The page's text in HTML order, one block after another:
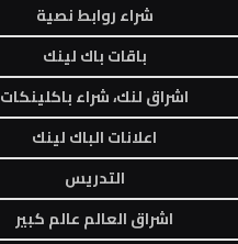
شراء روابط نصية
باقات باك لينك
اشراق لنك، شراء باكلينكات
اعلانات الباك لينك
التدريس
اشراق العالم عالم كبير